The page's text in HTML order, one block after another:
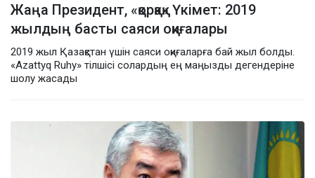
Жаңа Президент, «қорқақ» Үкімет: 2019
жылдың басты саяси оқиғалары
2019 жыл Қазақстан үшін саяси оқиғаларға бай жыл болды.
«Azattyq Ruhy» тілшісі солардың ең маңызды дегендеріне
шолу жасады